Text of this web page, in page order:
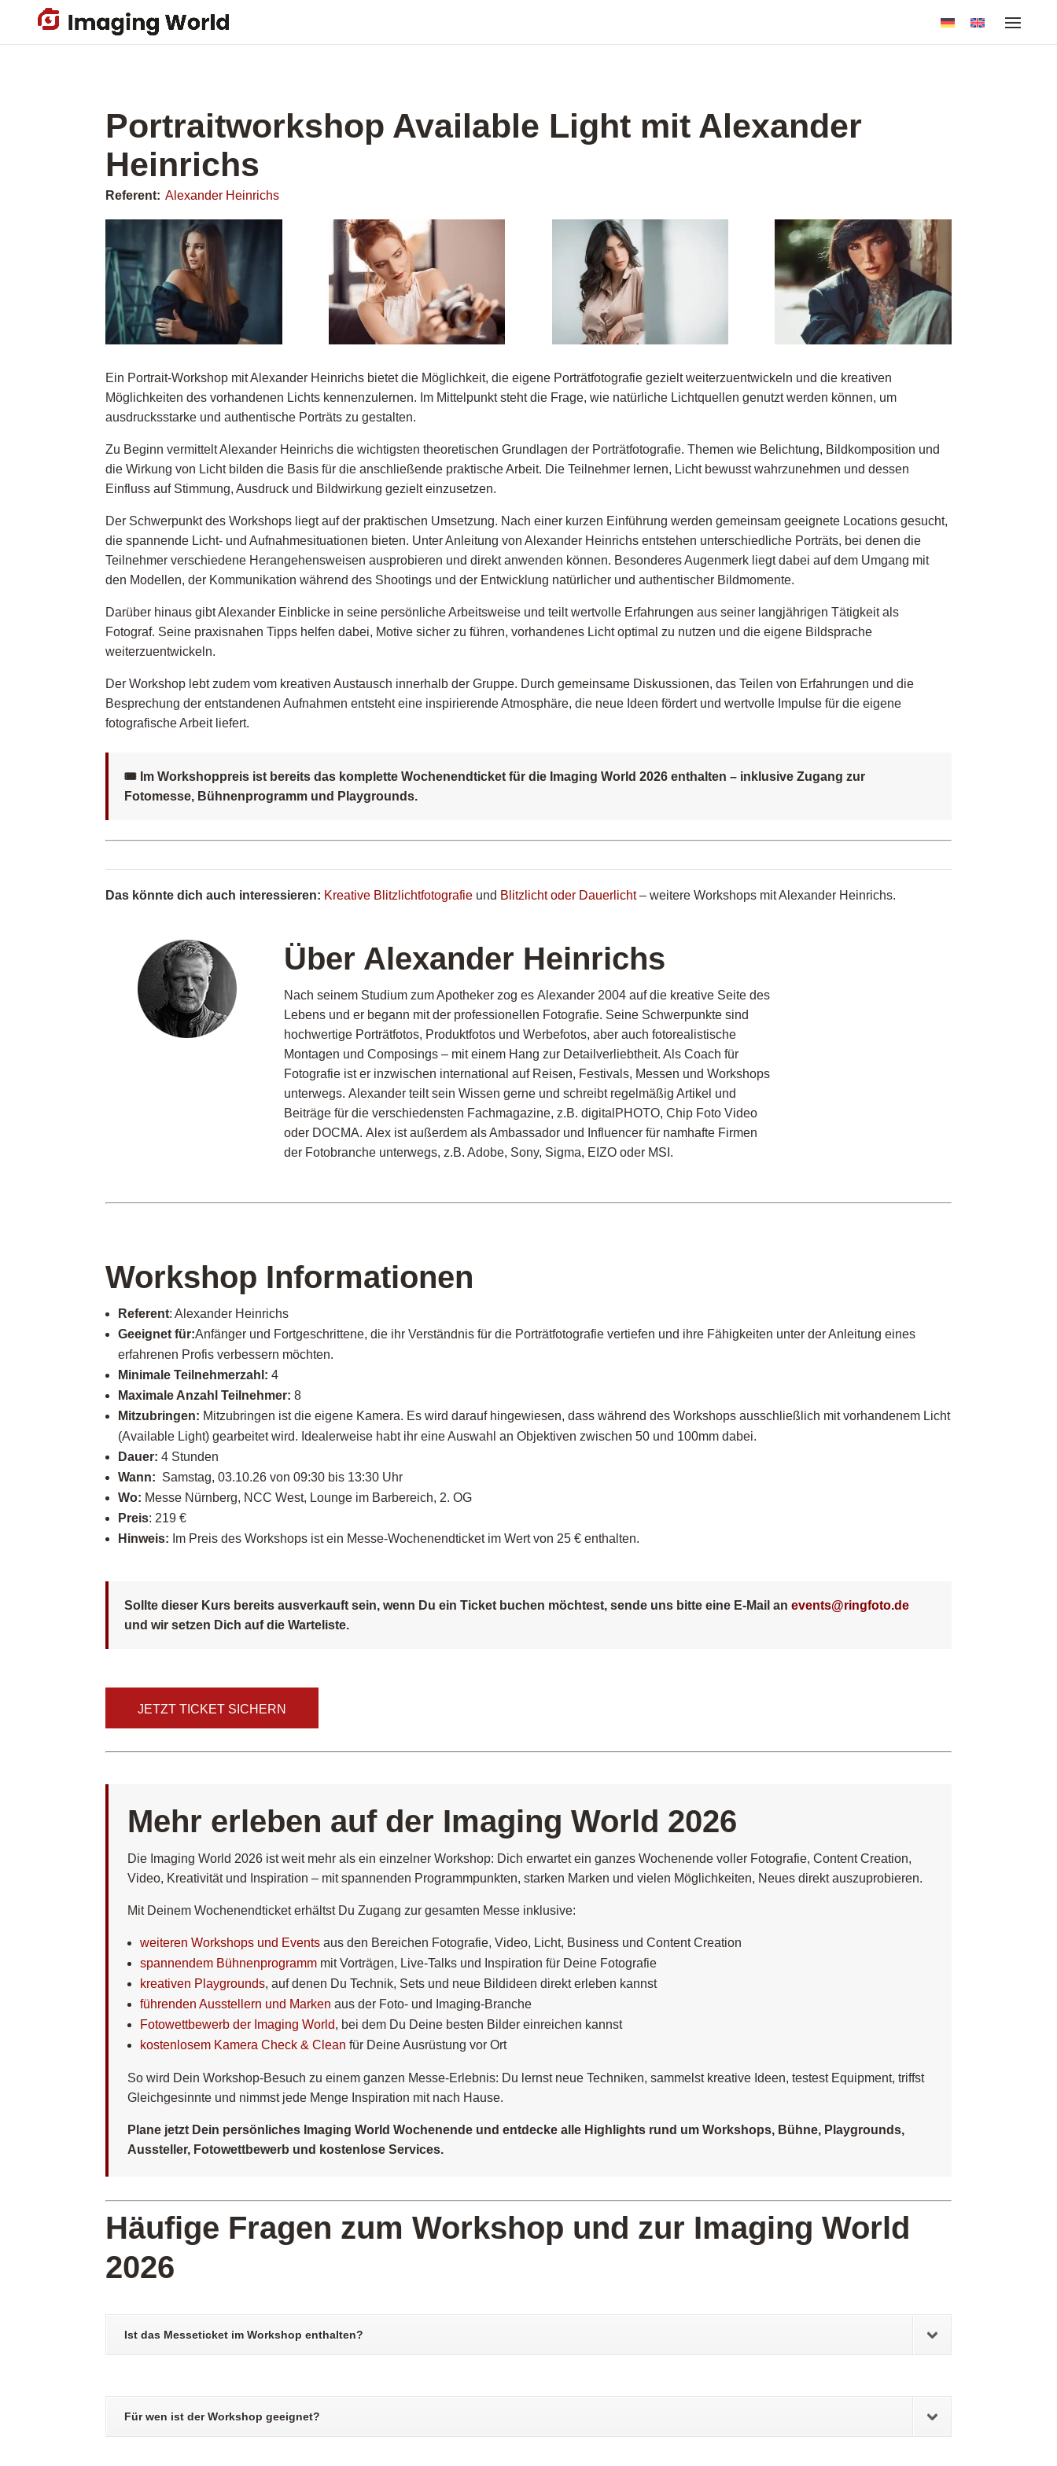
Portraitworkshop Available Light mit Alexander
Heinrichs
Referent: Alexander Heinrichs
Ein Portrait-Workshop mit Alexander Heinrichs bietet die Möglichkeit, die eigene Porträtfotografie gezielt weiterzuentwickeln und die kreativen
Möglichkeiten des vorhandenen Lichts kennenzulernen. Im Mittelpunkt steht die Frage, wie natürliche Lichtquellen genutzt werden können, um
ausdrucksstarke und authentische Porträts zu gestalten.
Zu Beginn vermittelt Alexander Heinrichs die wichtigsten theoretischen Grundlagen der Porträtfotografie. Themen wie Belichtung, Bildkomposition und
die Wirkung von Licht bilden die Basis für die anschließende praktische Arbeit. Die Teilnehmer lernen, Licht bewusst wahrzunehmen und dessen
Einfluss auf Stimmung, Ausdruck und Bildwirkung gezielt einzusetzen.
Der Schwerpunkt des Workshops liegt auf der praktischen Umsetzung. Nach einer kurzen Einführung werden gemeinsam geeignete Locations gesucht,
die spannende Licht- und Aufnahmesituationen bieten. Unter Anleitung von Alexander Heinrichs entstehen unterschiedliche Porträts, bei denen die
Teilnehmer verschiedene Herangehensweisen ausprobieren und direkt anwenden können. Besonderes Augenmerk liegt dabei auf dem Umgang mit
den Modellen, der Kommunikation während des Shootings und der Entwicklung natürlicher und authentischer Bildmomente.
Darüber hinaus gibt Alexander Einblicke in seine persönliche Arbeitsweise und teilt wertvolle Erfahrungen aus seiner langjährigen Tätigkeit als
Fotograf. Seine praxisnahen Tipps helfen dabei, Motive sicher zu führen, vorhandenes Licht optimal zu nutzen und die eigene Bildsprache
weiterzuentwickeln.
Der Workshop lebt zudem vom kreativen Austausch innerhalb der Gruppe. Durch gemeinsame Diskussionen, das Teilen von Erfahrungen und die
Besprechung der entstandenen Aufnahmen entsteht eine inspirierende Atmosphäre, die neue Ideen fördert und wertvolle Impulse für die eigene
fotografische Arbeit liefert.
🎟 Im Workshoppreis ist bereits das komplette Wochenendticket für die Imaging World 2026 enthalten – inklusive Zugang zur
Fotomesse, Bühnenprogramm und Playgrounds.
Das könnte dich auch interessieren: Kreative Blitzlichtfotografie und Blitzlicht oder Dauerlicht– weitere Workshops mit Alexander Heinrichs.
Über Alexander Heinrichs
Nachseinem Studium zum Apotheker zog esAlexander 2004 auf die kreative Seite des
Lebens under begann mit der professionellen Fotografie. Seine Schwerpunkte sind
hochwertige Porträtfotos, Produktfotos und Werbefotos, aber auch fotorealistische
Montagen undComposings – mit einem Hang zur Detailverliebtheit. Als Coach für
Fotografie ist er inzwischen international auf Reisen, Festivals, Messen und Workshops
unterwegs. Alexander teilt sein Wissen gerne und schreibtregelmäßig Artikel und
Beiträge für die verschiedensten Fachmagazine, z.B.digitalPHOTO, Chip Foto Video
oder DOCMA. Alex ist außerdem als Ambassador und Influencer für namhafte Firmen
der Fotobranche unterwegs, z.B. Adobe, Sony, Sigma, EIZO oder MSI .
Workshop Informationen
Referent: Alexander Heinrichs
Geeignet für:Anfänger und Fortgeschrittene, die ihr Verständnis für die Porträtfotografie vertiefen und ihre Fähigkeiten unter der Anleitung eines
erfahrenen Profis verbessern möchten.
Minimale Teilnehmerzahl:4
Maximale Anzahl Teilnehmer: 8
Mitzubringen: Mitzubringen ist die eigene Kamera. Es wird darauf hingewiesen, dass während des Workshops ausschließlich mit vorhandenem Licht
(Available Light) gearbeitet wird. Idealerweise habtihr eine Auswahl an Objektiven zwischen 50 und 100mm dabei.
Dauer: 4 Stunden
Wann: Samstag, 03.10.26 von 09:30 bis 13:30 Uhr
Wo: Messe Nürnberg, NCC West, Lounge im Barbereich, 2. OG
Preis: 219 €
Hinweis: Im Preis des Workshops ist ein Messe-Wochenendticket im Wert von 25 € enthalten.
Sollte dieser Kurs bereits ausverkauft sein, wenn Du ein Ticket buchen möchtest, sende uns bitte eine E-Mail anevents@ringfoto.de
und wir setzen Dich auf die Warteliste.
JETZT TICKET SICHERN
Mehr erleben auf der Imaging World 2026
Die Imaging World 2026 ist weit mehr als ein einzelner Workshop: Dich erwartet ein ganzes Wochenende voller Fotografie, Content Creation,
Video, Kreativität und Inspiration – mit spannenden Programmpunkten, starken Marken und vielen Möglichkeiten, Neues direkt auszuprobieren.
Mit Deinem Wochenendticket erhältst Du Zugang zur gesamten Messe inklusive:
weiteren Workshops und Events aus den Bereichen Fotografie, Video, Licht, Business und Content Creation
spannendem Bühnenprogramm mit Vorträgen, Live-Talks und Inspiration für Deine Fotografie
kreativen Playgrounds, auf denen Du Technik, Sets und neue Bildideen direkt erleben kannst
führenden Ausstellern und Marken aus der Foto- und Imaging-Branche
Fotowettbewerb der Imaging World, bei dem Du Deine besten Bilder einreichen kannst
kostenlosem Kamera Check & Clean für Deine Ausrüstung vor Ort
So wird Dein Workshop-Besuch zu einem ganzen Messe-Erlebnis: Du lernst neue Techniken, sammelst kreative Ideen, testest Equipment, triffst
Gleichgesinnte und nimmst jede Menge Inspiration mit nach Hause.
Plane jetzt Dein persönliches Imaging World Wochenende und entdecke alle Highlights rund um Workshops, Bühne, Playgrounds,
Aussteller, Fotowettbewerb und kostenlose Services.
Häufige Fragen zum Workshop und zur Imaging World
2026
Ist das Messeticket im Workshop enthalten?
Für wen ist der Workshop geeignet?